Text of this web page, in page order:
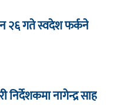
२६ गते स्वदेश फर्कने
नागेन्द्र साह